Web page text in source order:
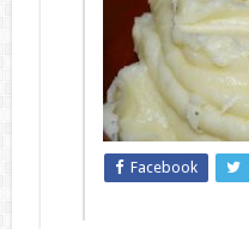
Facebook